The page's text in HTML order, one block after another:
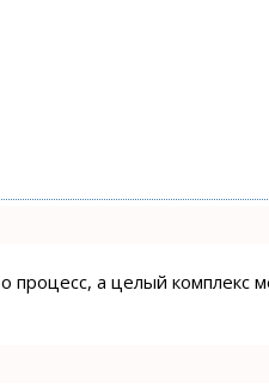
процесс, а целый комплекс